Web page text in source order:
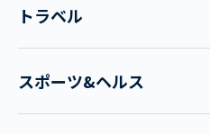
トラベル
スポーツ&ヘルス